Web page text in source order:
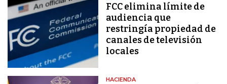
FCC elimina límite de
audiencia que
restringía propiedad de
canales de televisión
locales
HACIENDA